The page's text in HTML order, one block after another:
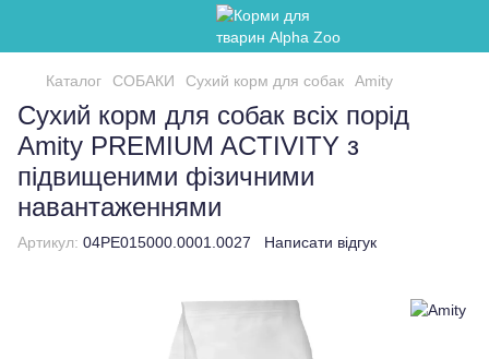
Каталог СОБАКИ Сухий корм для собак Amity
Сухий корм для собак всіх порід
Amity PREMIUM ACTIVITY з
підвищеними фізичними
навантаженнями
Артикул: 04PE015000.0001.0027 Написати відгук